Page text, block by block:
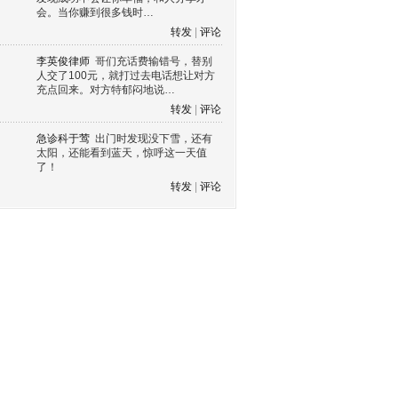
会。当你赚到很多钱时…
转发
评论
李英俊律师 哥们充话费输错号，替别
人交了100元，就打过去电话想让对方
充点回来。对方特郁闷地说…
转发
评论
急诊科于莺 出门时发现没下雪，还有
太阳，还能看到蓝天，惊呼这一天值
了！
转发
评论